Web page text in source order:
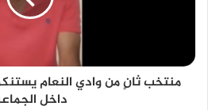
منتخب ثانٍ من وادي النعام
داخل